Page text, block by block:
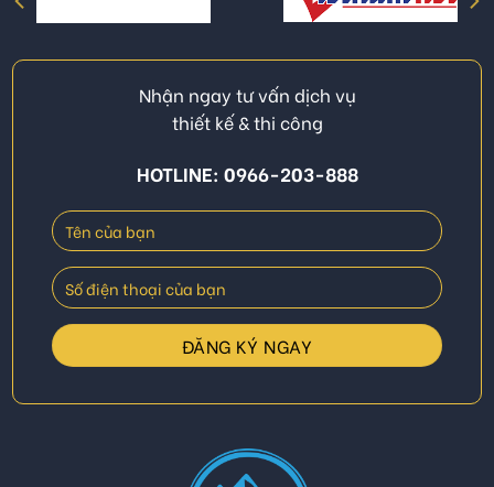
Nhận ngay tư vấn dịch vụ
thiết kế & thi công
HOTLINE: 0966-203-888